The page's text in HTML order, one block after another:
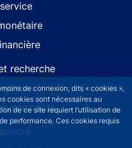
de connexion, dits « cookies »,
cookies sont nécessaires au
de ce site requiert l’utilisation de
performance. Ces cookies requis
recherche